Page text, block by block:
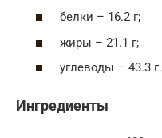
белки – 16.2 г;
жиры – 21.1 г;
углеводы – 43.3 г.
Ингредиенты